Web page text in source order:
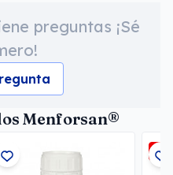
preguntas ¡Sé
Menforsan®
-